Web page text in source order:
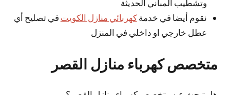
وتشطيب المباني الحديثة
نقوم أيضا في خدمةكهربائي منازل الكويت في تصليح أي
عطل خارجي او داخلي في المنزل
متخصص كهرباء منازل القصر